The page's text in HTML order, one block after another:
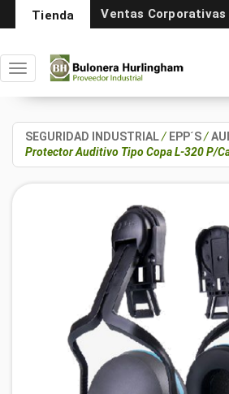
Tienda Ventas Corporativas
Toggle navigation
SEGURIDAD INDUSTRIAL/ EPP´S/
Protector Auditivo Tipo Copa L-320 P/